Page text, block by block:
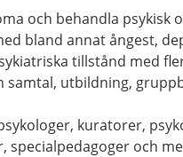
och behandla psykisk
bland annat ångest,
tillstånd med
samtal, utbildning,
kuratorer,
och